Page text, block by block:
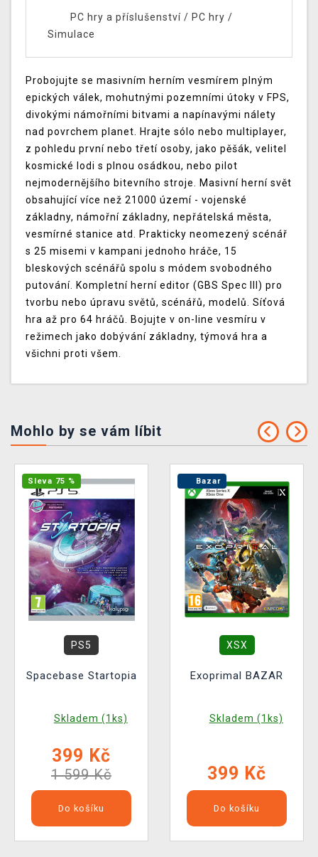
PC hry a příslušenství/ PC hry /
Simulace
Probojujte se masivním herním vesmírem plným
epických válek, mohutnými pozemními útoky v FPS,
divokými námořními bitvami a napínavými nálety
nad povrchem planet. Hrajte sólo nebo multiplayer,
z pohledu první nebo třetí osoby, jako pěšák, velitel
kosmické lodi s plnou osádkou, nebo pilot
nejmodernějšího bitevního stroje. Masivní herní svět
obsahující více než 21000 území - vojenské
základny, námořní základny, nepřátelská města,
vesmírné stanice atd. Prakticky neomezený scénář
s 25 misemi v kampani jednoho hráče, 15
bleskových scénářů spolu s módem svobodného
putování. Kompletní herní editor (GBS Spec III) pro
tvorbu nebo úpravu světů, scénářů, modelů. Síťová
hra až pro 64 hráčů. Bojujte v on-line vesmíru v
režimech jako dobývání základny, týmová hra a
všichni proti všem.
Mohlo by se vám líbit
Sleva 75 %
PS5
Spacebase Startopia
Skladem (1ks)
399 Kč
1 599 Kč
Do košíku
Bazar
XSX
Exoprimal BAZAR
Skladem (1ks)
399 Kč
Do košíku